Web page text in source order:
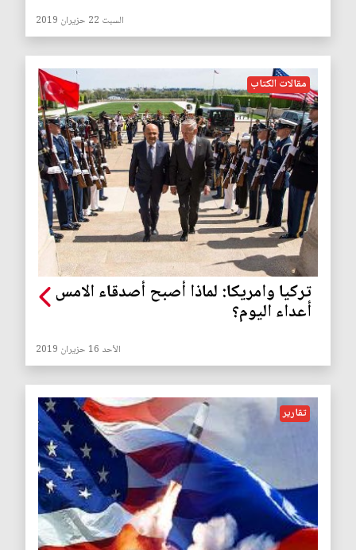
السبت 22 حزيران 2019
مقالات الكتاب
تركيا وامريكا: لماذا أصبح أصدقاء الامس
أعداء اليوم؟
الأحد 16 حزيران 2019
تقارير